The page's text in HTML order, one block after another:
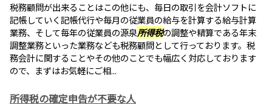
税務顧問が出来ることはこの他にも、毎日の取引を会計ソフトに
記帳していく記帳代行や毎月の従業員の給与を計算する給与計算
業務、そして毎年の従業員の源泉所得税の調整や精算である年末
調整業務といった業務なども税務顧問として行っております。税
務会計に関することやその他のことでも幅広く対応しております
ので、まずはお気軽にご相...
所得税の確定申告が不要な人